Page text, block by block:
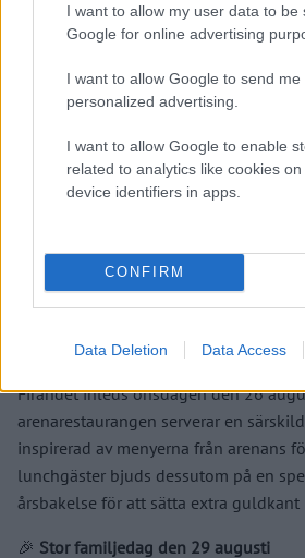
I want to allow my user data to be
Google for online advertising
I want to allow Google to send me
personalized advertising.
I want to allow Google to enable
related to analytics like cookies
device identifiers in apps.
CONFIRM
Data Deletion Data Access
portarna – två decennier fyllda
hockeyögonblick, konserter,
Det vill vi självklart
med er!
Jubileumslunch och 20-årsbakelse
Firandet inleds onsdagen den 26
arenarestaurangen serverar en
inspirerad av menyerna från arenans
lunchgäster bjuds dessutom på en
årsbakelse för att sätta extra guldkant
🎉 Stor familjedag den 29 augusti